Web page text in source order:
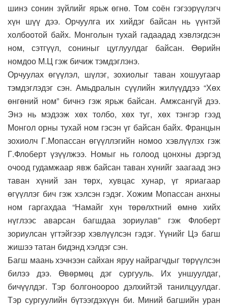
шинэ сонин зүйлийг ярьж өгнө. Том соён гэгээрүүлэгч
хүн шүү дээ. Орчуулга их хийдэг байсан нь үүнтэй
холбоотой байх. Монголын тухай гадаадад хэвлэгдсэн
ном, сэтгүүл, сониныг цуглуулдаг байсан. Өөрийн
номдоо М.Ц гэж бичиж тэмдэглэнэ.
Орчуулах өгүүлэл, шүлэг, зохиолыг таван хошуугаар
тэмдэглэдэг сэн. Амьдралын сүүлийн жилүүддээ “Хөх
өнгөний ном” бичнэ гэж ярьж байсан. Амжсангүй дээ.
Энэ нь мэдээж хөх толбо, хөх туг, хөх тэнгэр гээд
Монгол орны тухай ном гэсэн үг байсан байх. Францын
зохиолч Г.Мопассан өгүүллэгийн номоо хэвлүүлэх гэж
Г.Флоберт үзүүлжээ. Номыг нь голоод цонхны дэргэд
очоод гудамжаар явж байсан таван хүнийг заагаад энэ
таван хүний зан төрх, хувцас хунар, үг яриагаар
өгүүллэг бич гэж хэлсэн гэдэг. Хожим Мопассан анхны
ном гаргахдаа “Намайг хүн төрөлхтний өмнө хийх
нүглээс аварсан багшдаа зориулав” гэж Флоберт
зориулсан үгтэйгээр хэвлүүлсэн гэдэг. Үүнийг Цэ багш
жишээ татан бидэнд хэлдэг сэн.
Багш маань хэчнээн сайхан яруу найрагчдыг төрүүлсэн
билээ дээ. Өвөрмөц дэг сургууль. Их уншуулдаг,
бичүүлдэг. Тэр болгоноороо дэлхийтэй танилцуулдаг.
Тэр сургуулийн бүтээгдэхүүн би. Миний багшийн уран